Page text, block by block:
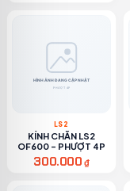
LS2
KÍNH CHẮN LS2
OF600 - PHƯỢT 4P
300.000 ₫